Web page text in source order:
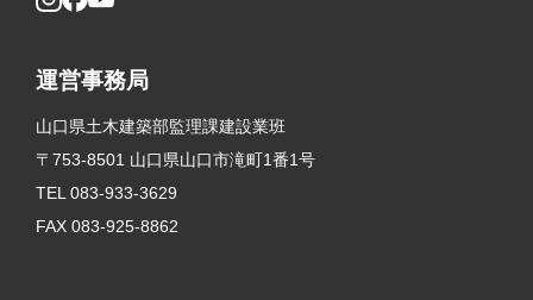
運営事務局
山口県土木建築部監理課建設業班
〒753-8501 山口県山口市滝町1番1号
TEL 083-933-3629
FAX 083-925-8862